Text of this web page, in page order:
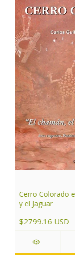
Cerro Colorado el
y el Jaguar
$2799.16 USD